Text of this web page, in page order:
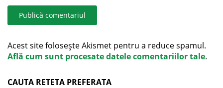
Acest site folosește Akismet pentru a reduce spamul.
Află cum sunt procesate datele comentariilor tale.
CAUTA RETETA PREFERATA